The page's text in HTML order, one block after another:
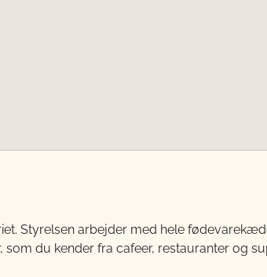
Styrelsen arbejder med hele
du kender fra cafeer, restauranter og